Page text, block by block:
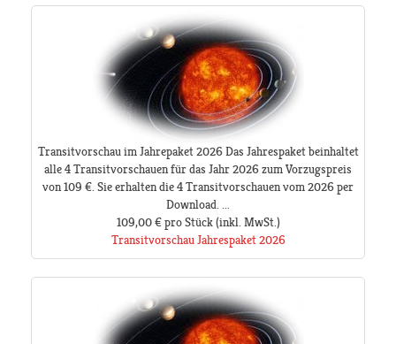
Transitvorschau im Jahrepaket 2026 Das Jahrespaket beinhaltet
alle 4 Transitvorschauen für das Jahr 2026 zum Vorzugspreis
von 109 €. Sie erhalten die 4 Transitvorschauen vom 2026 per
Download. ...
109,00 € pro Stück(inkl. MwSt.)
Transitvorschau Jahrespaket 2026